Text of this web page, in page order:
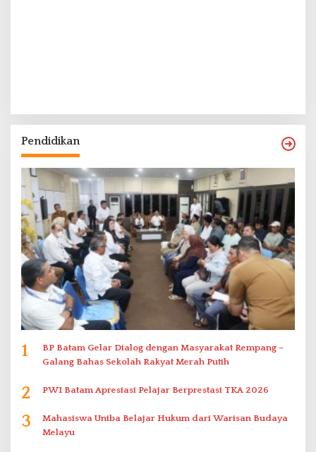
Pendidikan
1
BP Batam Gelar Dialog dengan Masyarakat Rempang –
Galang Bahas Sekolah Rakyat Merah Putih
2 PWI Batam Apresiasi Pelajar Berprestasi TKA 2026
3
Mahasiswa Uniba Belajar Hukum dari Warisan Budaya
Melayu